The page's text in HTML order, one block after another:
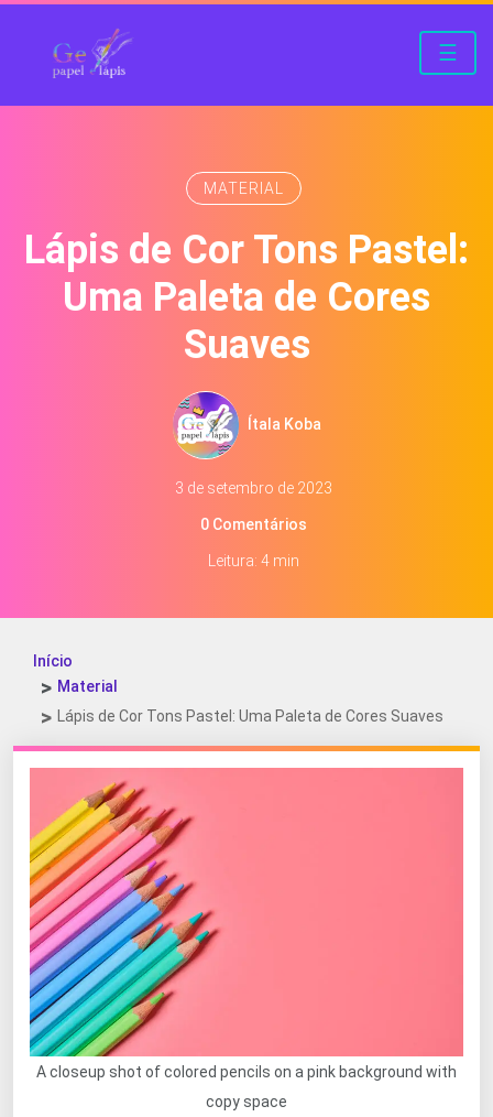
☰
MATERIAL
Lápis de Cor Tons Pastel:
Uma Paleta de Cores
Suaves
Ítala Koba
3 de setembro de 2023
0 Comentários
Leitura: 4 min
Início
Material
Lápis de Cor Tons Pastel: Uma Paleta de Cores Suaves
A closeup shot of colored pencils on a pink background with
copy space